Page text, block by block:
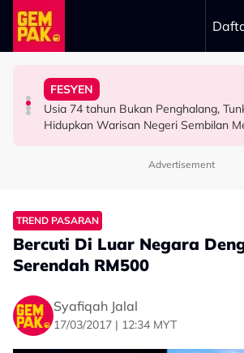
Skip to main content
HIBURAN
“Saya Memang Suka Gaya
FESYEN
Usia 74 tahun Bukan Penghalang,
Hidupkan Warisan Negeri Sembilan
BERITA
Tertelan Serpihan Lidi Sate, Wanita
Airlines
HIBURAN
Permintaan Aneh Jared Leto Di
Tangkap Ikan Segar Setiap Hari
Advertisement
TREND PASARAN
Bercuti Di Luar Negara
Serendah RM500
Syafiqah Jalal
17/03/2017 | 12:34 MYT